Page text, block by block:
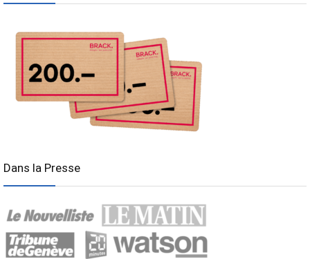
Dans la Presse